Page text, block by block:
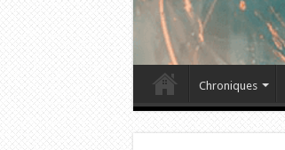
Chroniques